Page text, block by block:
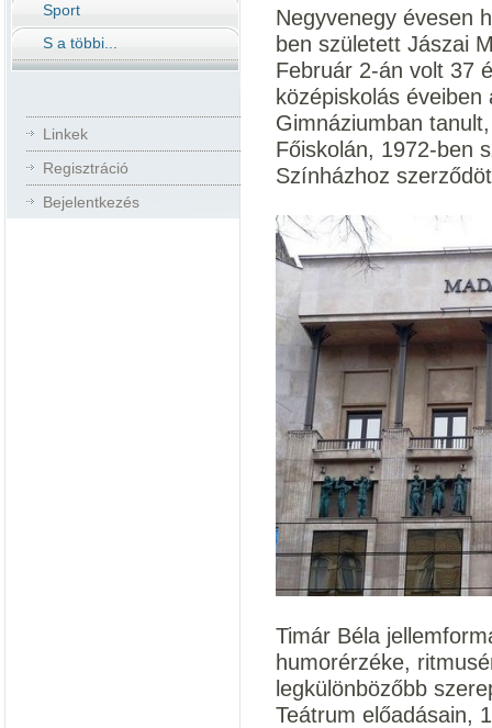
Sport
S a többi...
Linkek
Regisztráció
Bejelentkezés
Negyvenegy évesen
ben született Jászai
Február 2-án volt 37
középiskolás
Gimnáziumban
Főiskolán, 1972-ben
Színházhoz
Timár Béla
humorérzéke,
legkülönbözőbb
Teátrum előadásain,